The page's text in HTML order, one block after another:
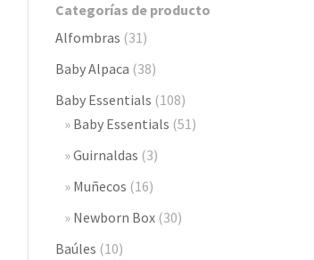
Categorías de producto
Alfombras (31)
Baby Alpaca (38)
Baby Essentials (108)
Baby Essentials (51)
Guirnaldas (3)
Muñecos (16)
Newborn Box (30)
Baúles (10)